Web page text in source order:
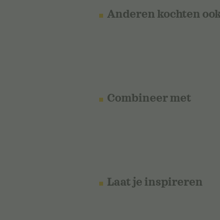
Anderen kochten
Combineer met
Laat je inspireren